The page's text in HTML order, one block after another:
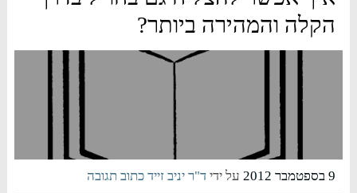
הקלה והמהירה ביותר?
9 בספטמבר 2012 על ידיד"ר יניב זייד כתוב תגובה